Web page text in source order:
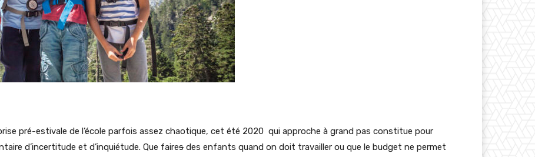
pré-estivale de l’école parfois assez chaotique, cet été 2020 qui approche à grand pas constitue pour
d’incertitude et d’inquiétude. Que faires des enfants quand on doit travailler ou que le budget ne permet